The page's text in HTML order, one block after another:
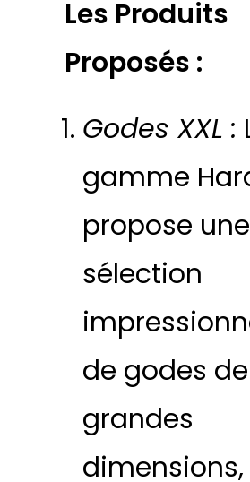
Les Produits
Proposés :
Godes XXL :
gamme
propose une
sélection
de godes de
grandes
dimensions,